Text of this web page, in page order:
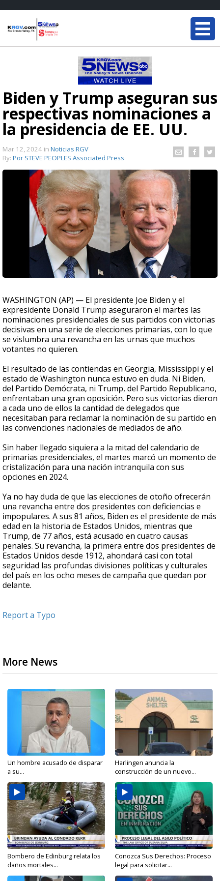
Biden y Trump aseguran sus
respectivas nominaciones a
la presidencia de EE. UU.
Mar 12, 2024 in Noticias RGV
By: Por STEVE PEOPLES Associated Press
WASHINGTON (AP) — El presidente Joe Biden y el
expresidente Donald Trump aseguraron el martes las
nominaciones presidenciales de sus partidos con victorias
decisivas en una serie de elecciones primarias, con lo que
se vislumbra una revancha en las urnas que muchos
votantes no quieren.
El resultado de las contiendas en Georgia, Mississippi y el
estado de Washington nunca estuvo en duda. Ni Biden,
del Partido Demócrata, ni Trump, del Partido Republicano,
enfrentaban una gran oposición. Pero sus victorias dieron
a cada uno de ellos la cantidad de delegados que
necesitaban para reclamar la nominación de su partido en
las convenciones nacionales de mediados de año.
Sin haber llegado siquiera a la mitad del calendario de
primarias presidenciales, el martes marcó un momento de
cristalización para una nación intranquila con sus
opciones en 2024.
Ya no hay duda de que las elecciones de otoño ofrecerán
una revancha entre dos presidentes con deficiencias e
impopulares. A sus 81 años, Biden es el presidente de más
edad en la historia de Estados Unidos, mientras que
Trump, de 77 años, está acusado en cuatro causas
penales. Su revancha, la primera entre dos presidentes de
Estados Unidos desde 1912, ahondará casi con total
seguridad las profundas divisiones políticas y culturales
del país en los ocho meses de campaña que quedan por
delante.
Report a Typo
More News
Un hombre acusado de disparar
a su...
Harlingen anuncia la
construcción de un nuevo...
Bombero de Edinburg relata los
daños mortales...
Conozca Sus Derechos: Proceso
legal para solicitar...